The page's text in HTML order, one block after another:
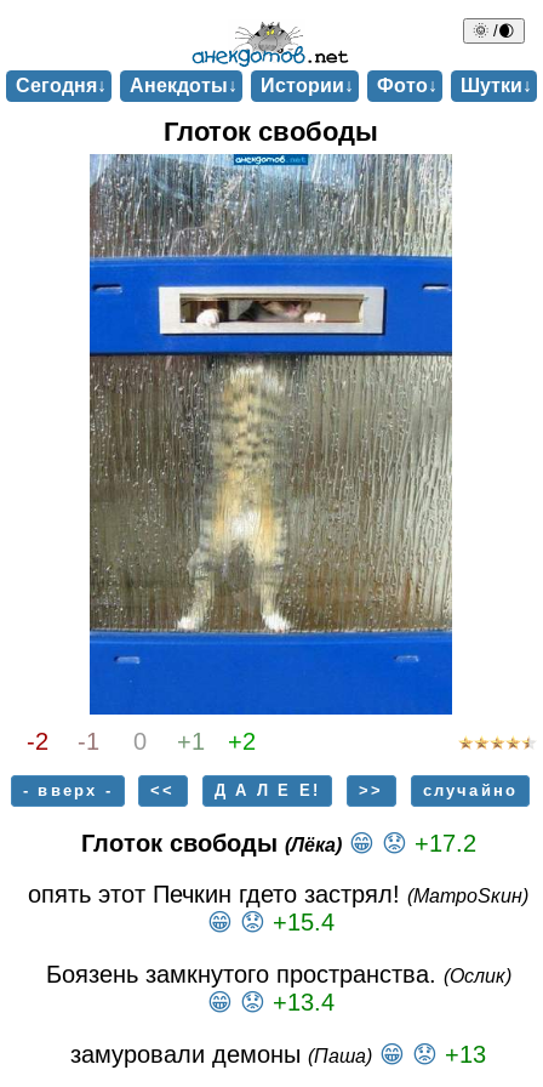
🌞 /🌒
Сегодня↓ Анекдоты↓ Истории↓ Фото↓ Шутки↓
Глоток свободы
-2 -1 0 +1 +2
- вверх - << Д А Л Е Е! >> случайно
Глоток свободы (Лёка) 😁 😟 +17.2
опять этот Печкин гдето застрял! (МатроSкин)
😁 😟 +15.4
Боязень замкнутого пространства. (Ослик)
😁 😟 +13.4
замуровали демоны (Паша) 😁 😟 +13